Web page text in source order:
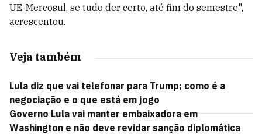
UE-Mercosul, se tudo der certo, até fim do semestre",
acrescentou.
Veja também
Lula diz que vai telefonar para Trump; como é a
negociação e o que está em jogo
Governo Lula vai manter embaixadora em
Washington e não deve revidar sanção diplomática